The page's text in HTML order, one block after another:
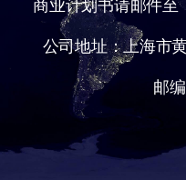
商业计划书请邮件至
公司地址：上海市
邮